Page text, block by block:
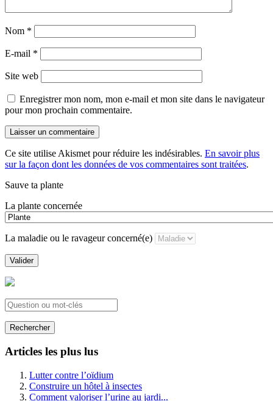
Nom *
E-mail *
Site web
Enregistrer mon nom, mon e-mail et mon site dans le navigateur
pour mon prochain commentaire.
Ce site utilise Akismet pour réduire les indésirables. En savoir plus
sur la façon dont les données de vos commentaires sont traitées.
Sauve ta plante
La plante concernée
La maladie ou le ravageur concerné(e)
Valider
Rechercher
Articles les plus lus
Lutter contre l’oïdium
Construire un hôtel à insectes
Comment valoriser l’urine au jardi...